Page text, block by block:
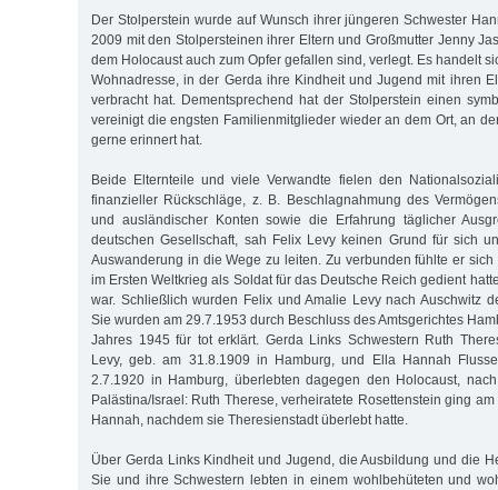
Der Stolperstein wurde auf Wunsch ihrer jüngeren Schwester
2009 mit den Stolpersteinen ihrer Eltern und Großmutter Jenny
dem Holocaust auch zum Opfer gefallen sind, verlegt. Es handelt
Wohnadresse, in der Gerda ihre Kindheit und Jugend mit ihren
verbracht hat. Dementsprechend hat der Stolperstein einen
vereinigt die engsten Familienmitglieder wieder an dem Ort, an
gerne erinnert hat.
Beide Elternteile und viele Verwandte fielen den
finanzieller Rückschläge, z. B. Beschlagnahmung des
und ausländischer Konten sowie die Erfahrung täglicher
deutschen Gesellschaft, sah Felix Levy keinen Grund für sich
Auswanderung in die Wege zu leiten. Zu verbunden fühlte er
im Ersten Weltkrieg als Soldat für das Deutsche Reich gedient
war. Schließlich wurden Felix und Amalie Levy nach Auschwitz
Sie wurden am 29.7.1953 durch Beschluss des Amtsgerichtes
Jahres 1945 für tot erklärt. Gerda Links Schwestern Ruth
Levy, geb. am 31.8.1909 in Hamburg, und Ella Hannah
2.7.1920 in Hamburg, überlebten dagegen den Holocaust,
Palästina/Israel: Ruth Therese, verheiratete Rosettenstein ging
Hannah, nachdem sie Theresienstadt überlebt hatte.
Über Gerda Links Kindheit und Jugend, die Ausbildung und die
Sie und ihre Schwestern lebten in einem wohlbehüteten und